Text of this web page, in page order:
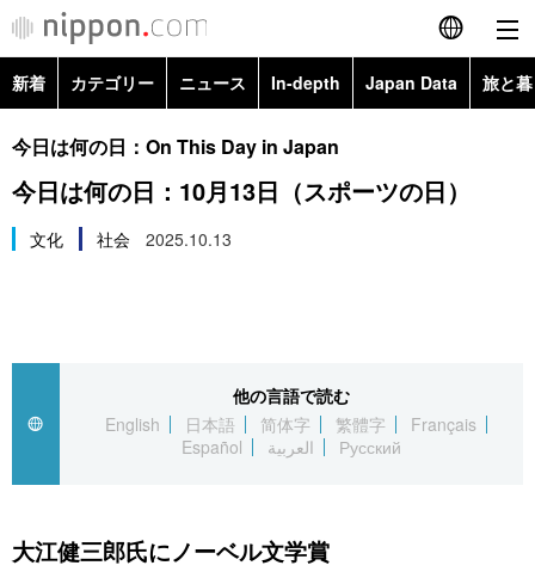
English
繁體字
Русский
カテゴリー
経済・ビジネス
国際
文化
トップ
アーカイブ
In-depth
Japan Data
動画/Live
新着 カテゴリー ニュース In-depth Japan Data 旅と
政治・外交
経済・ビジネス
スポーツ・東京2020
Images
今日は何の日：On This Day in Japan
今日は何の日：10月13日（スポーツの日）
文化 社会 2025.10.13
他の言語で読む
English
日本語 简体字 繁體字
Français
Español
العربية Русский
大江健三郎氏にノーベル文学賞